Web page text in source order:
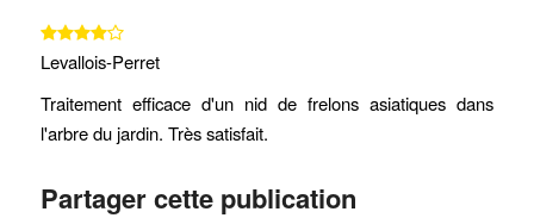
Levallois-Perret
Traitement efficace d'un nid de frelons asiatiques dans
l'arbre du jardin. Très satisfait.
Partager cette publication